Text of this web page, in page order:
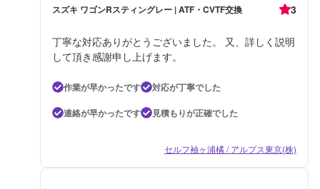
スズキ ワゴンRスティングレー | ATF・CVTF交換 3
丁寧な対応ありがとうございました。 又、詳しく説明
して頂き感謝申し上げます。
作業が早かったです
対応が丁寧でした
連絡が早かったです
見積もりが正確でした
セルフ袖ヶ浦橘 / アルプス東京(株)